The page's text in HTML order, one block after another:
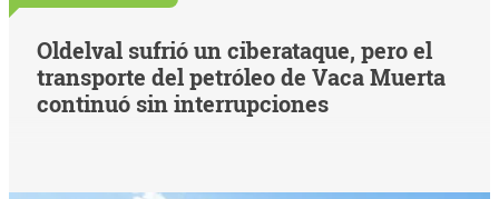
Oldelval sufrió un ciberataque, pero el
transporte del petróleo de Vaca Muerta
continuó sin interrupciones